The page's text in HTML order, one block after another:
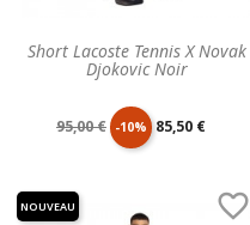
Short Lacoste Tennis X Novak
Djokovic Noir
Prix
95,00 € -10% Prix
85,50 €

NOUVEAU